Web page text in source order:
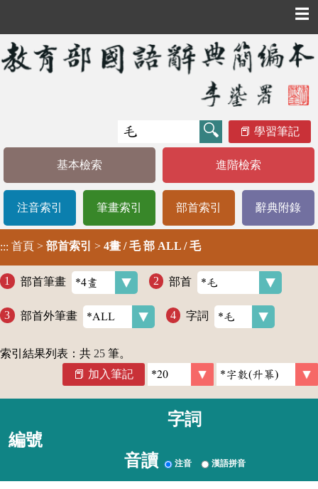
☰
學習筆記
基本檢索 進階檢索
注音索引 筆畫索引 部首索引 辭典附錄
::: 首頁 > 部首索引 > 4畫 / 毛 部 ALL / 毛
部首筆畫 部首
部首外筆畫 字詞
索引結果列表：共 25 筆。
加入筆記
編號
字詞
音讀 注音 漢語拼音